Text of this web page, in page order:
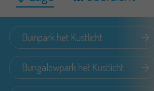
Duinpark het Kustlicht
Bungalowpark het Kustlicht